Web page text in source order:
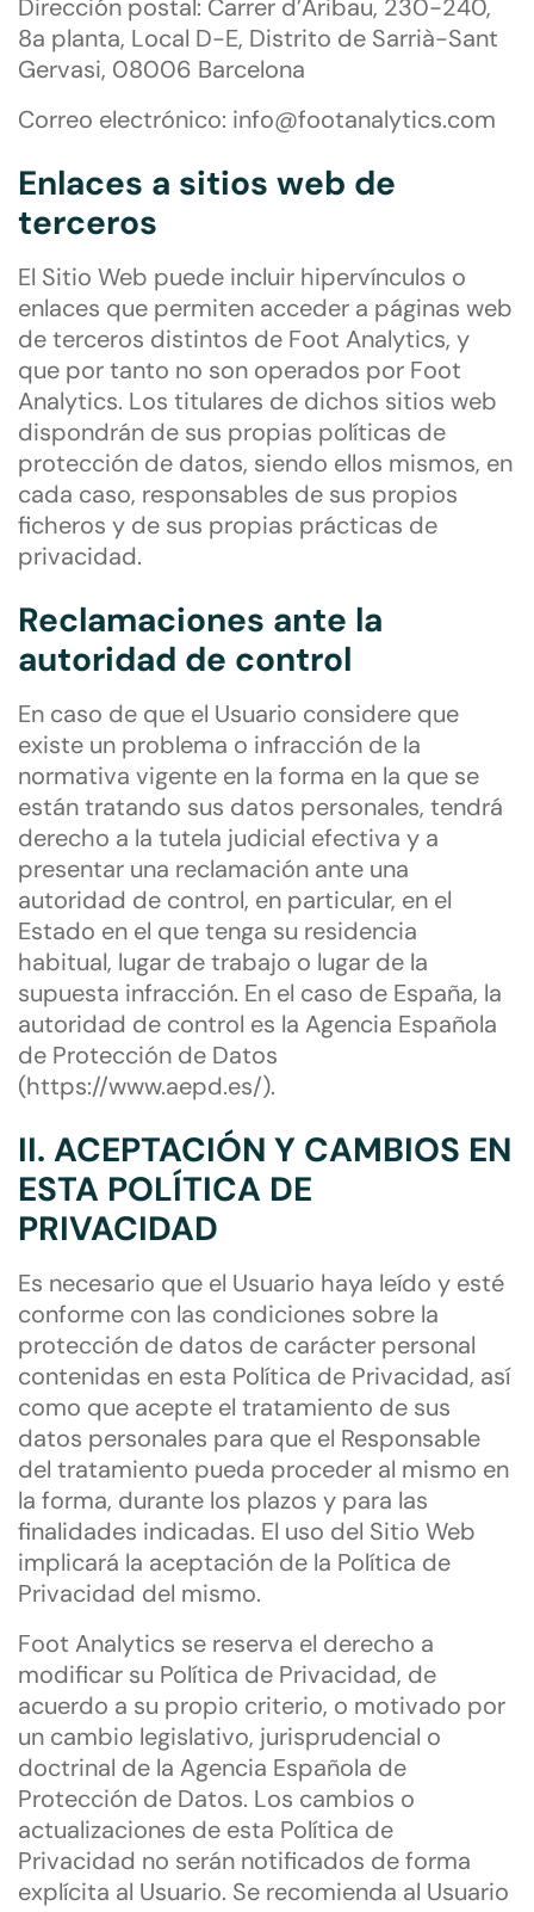
Dirección postal: Carrer d’Aribau, 230-240,
8a planta, Local D-E, Distrito de Sarrià-Sant
Gervasi, 08006 Barcelona
Correo electrónico: info@footanalytics.com
Enlaces a sitios web de
terceros
El Sitio Web puede incluir hipervínculos o
enlaces que permiten acceder a páginas web
de terceros distintos de Foot Analytics, y
que por tanto no son operados por Foot
Analytics. Los titulares de dichos sitios web
dispondrán de sus propias políticas de
protección de datos, siendo ellos mismos, en
cada caso, responsables de sus propios
ficheros y de sus propias prácticas de
privacidad.
Reclamaciones ante la
autoridad de control
En caso de que el Usuario considere que
existe un problema o infracción de la
normativa vigente en la forma en la que se
están tratando sus datos personales, tendrá
derecho a la tutela judicial efectiva y a
presentar una reclamación ante una
autoridad de control, en particular, en el
Estado en el que tenga su residencia
habitual, lugar de trabajo o lugar de la
supuesta infracción. En el caso de España, la
autoridad de control es la Agencia Española
de Protección de Datos
(https://www.aepd.es/).
II. ACEPTACIÓN Y CAMBIOS EN
ESTA POLÍTICA DE
PRIVACIDAD
Es necesario que el Usuario haya leído y esté
conforme con las condiciones sobre la
protección de datos de carácter personal
contenidas en esta Política de Privacidad, así
como que acepte el tratamiento de sus
datos personales para que el Responsable
del tratamiento pueda proceder al mismo en
la forma, durante los plazos y para las
finalidades indicadas. El uso del Sitio Web
implicará la aceptación de la Política de
Privacidad del mismo.
Foot Analytics se reserva el derecho a
modificar su Política de Privacidad, de
acuerdo a su propio criterio, o motivado por
un cambio legislativo, jurisprudencial o
doctrinal de la Agencia Española de
Protección de Datos. Los cambios o
actualizaciones de esta Política de
Privacidad no serán notificados de forma
explícita al Usuario. Se recomienda al Usuario